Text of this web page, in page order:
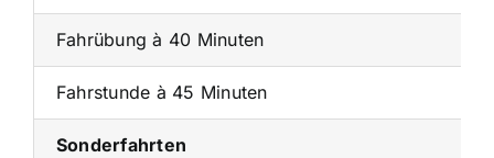
Fahrübung à 40 Minuten
Fahrstunde à 45 Minuten
Sonderfahrten